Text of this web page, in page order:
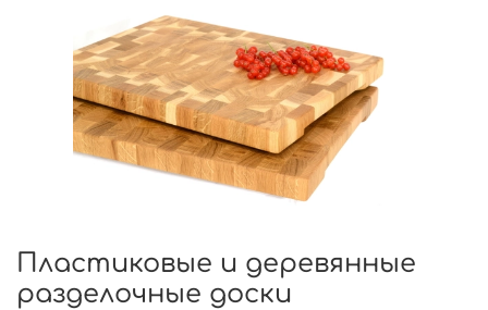
Пластиковые и деревянные
разделочные доски